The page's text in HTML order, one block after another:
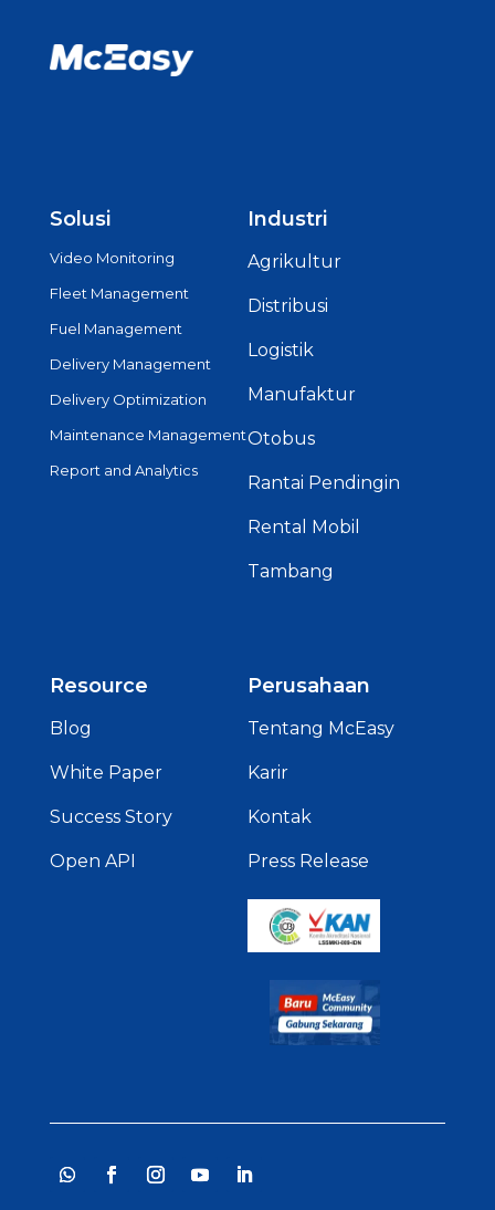
Solusi
Video Monitoring
Fleet Management
Fuel Management
Delivery Management
Delivery Optimization
Maintenance Management
Report and Analytics
Industri
Agrikultur
Distribusi
Logistik
Manufaktur
Otobus
Rantai Pendingin
Rental Mobil
Tambang
Resource
Blog
White Paper
Success Story
Open API
Perusahaan
Tentang McEasy
Karir
Kontak
Press Release